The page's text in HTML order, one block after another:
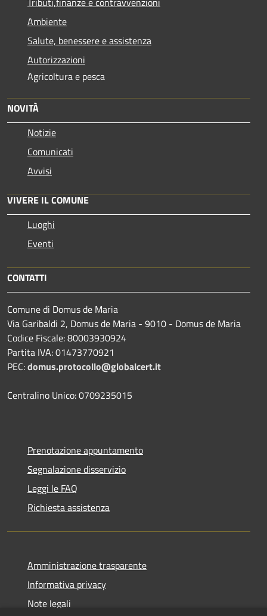
Ambiente
Salute, benessere e assistenza
Autorizzazioni
Agricoltura e pesca
NOVITÀ
Notizie
Comunicati
Avvisi
VIVERE IL COMUNE
Luoghi
Eventi
CONTATTI
Comune di Domus de Maria
Via Garibaldi 2, Domus de Maria - 9010 - Domus de Maria
Codice Fiscale: 80003930924
Partita IVA: 01473770921
PEC:domus.protocollo@globalcert.it
Centralino Unico: 0709235015
Prenotazione appuntamento
Segnalazione disservizio
Leggi le FAQ
Richiesta assistenza
Amministrazione trasparente
Informativa privacy
Note legali